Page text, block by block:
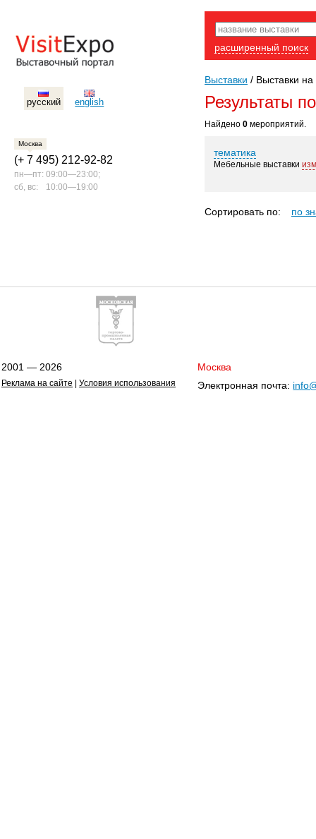
русский english
Москва
(+ 7 495) 212-92-82
пн—пт: 09:00—23:00;
сб, вс:
10:00—19:00
расширенный поиск
Выставки / Выставки на
Результаты
Найдено 0 мероприятий.
тематика
Мебельные выставки
Сортировать по: по
2001 — 2026
Реклама на сайте Условия использования
Москва
Электронная почта: